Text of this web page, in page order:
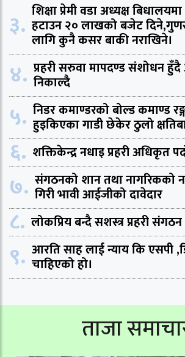
३. शिक्षा प्रेमी वडा अध्यक्ष
हटाउन २० लाखको बजेट
लागि कुनै कसर बाकी नराखिने।
४. प्रहरी सरुवा मापदण्ड संशोधन
निकाल्दै
५. निडर कमाण्डरको बोल्ड कमाण्ड
हुइकिएका गाडी छेकेर ठुलो
६. शक्तिकेन्द्र नधाइ प्रहरी अधिकृत
७. संगठनको शान तथा नागरिकको
गिरी भावी आईजीको दावेदार
८. लोकप्रिय बन्दै सशस्त्र प्रहरी संगठन
९. आरति साह लाई न्याय कि एसपी
चाहिएको हो।
ताजा